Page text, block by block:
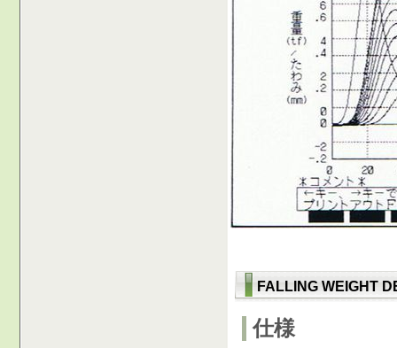
FALLING WEIGHT
仕様